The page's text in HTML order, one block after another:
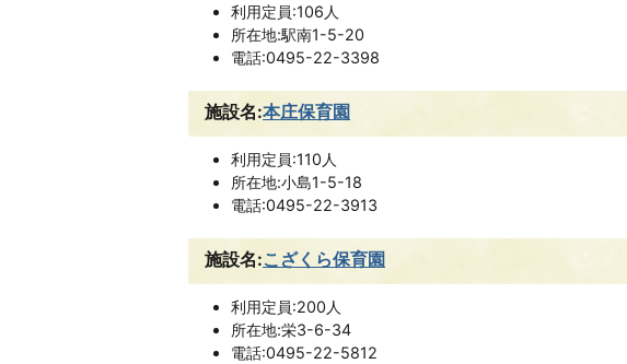
利用定員:106人
所在地:駅南1-5-20
電話:0495-22-3398
施設名:本庄保育園
利用定員:110人
所在地:小島1-5-18
電話:0495-22-3913
施設名:こざくら保育園
利用定員:200人
所在地:栄3-6-34
電話:0495-22-5812